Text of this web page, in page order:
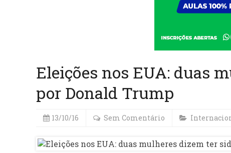
Eleições nos EUA: duas
por Donald Trump
13/10/16 Sem Comentário